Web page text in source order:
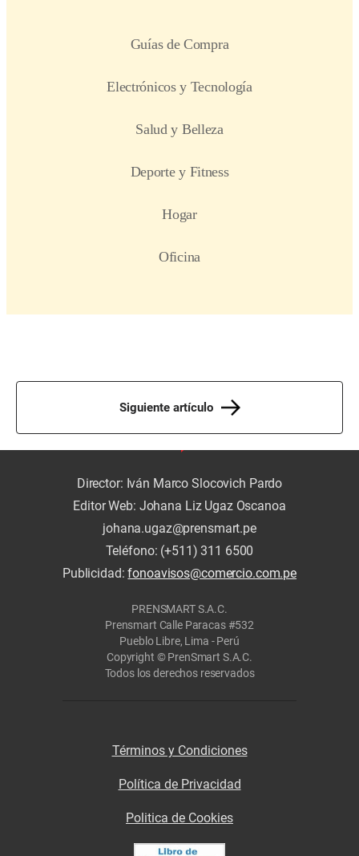
Siguiente artículo
Director: Iván Marco Slocovich Pardo
Editor Web: Johana Liz Ugaz Oscanoa
johana.ugaz@prensmart.pe
Teléfono: (+511) 311 6500
Publicidad:fonoavisos@comercio.com.pe
PRENSMART S.A.C.
Prensmart Calle Paracas #532
Pueblo Libre, Lima - Perú
Copyright © PrenSmart S.A.C.
Todos los derechos reservados
Términos y Condiciones
Política de Privacidad
Politica de Cookies